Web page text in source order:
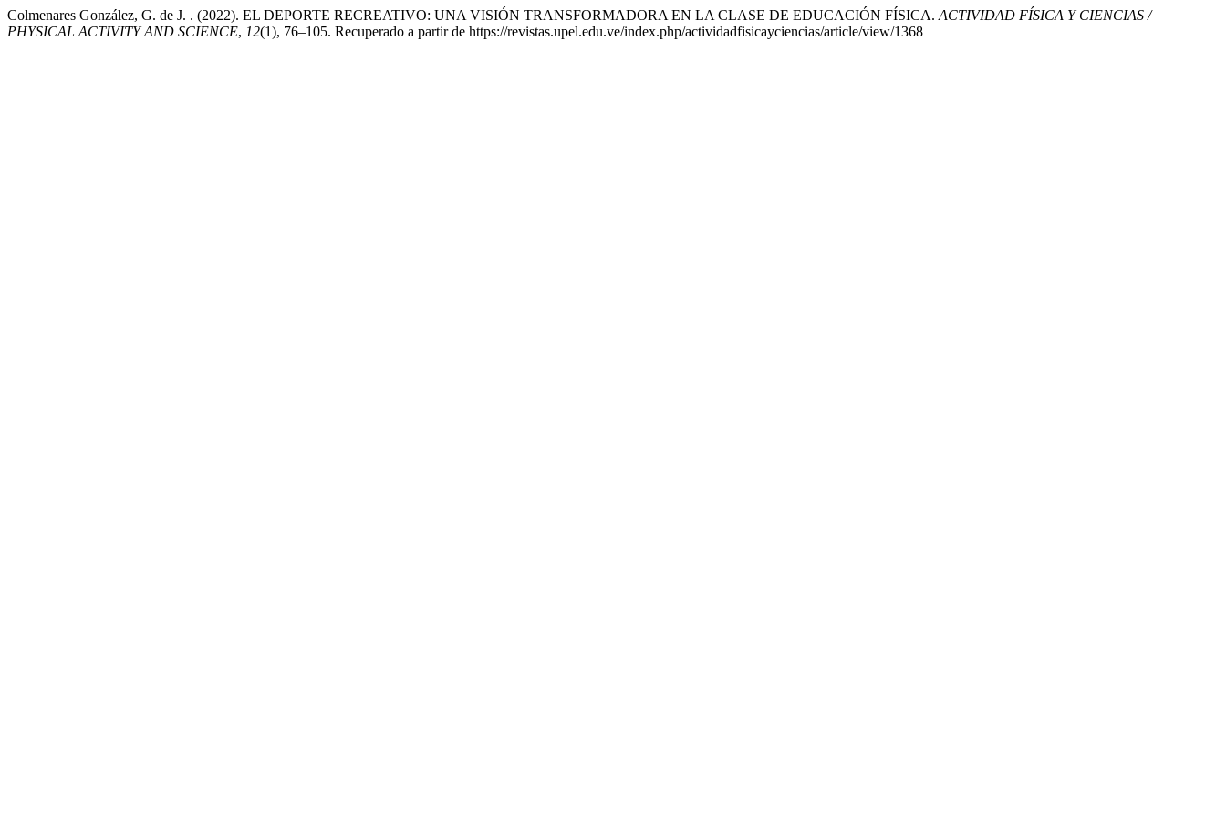
Colmenares González, G. de J. . (2022). EL DEPORTE RECREATIVO: UNA VISIÓN TRANSFORMADORA EN LA CLASE DE EDUCACIÓN FÍSICA. ACTIVIDAD FÍSICA Y CIENCIAS /
PHYSICAL ACTIVITY AND SCIENCE, 12(1), 76–105. Recuperado a partir de https://revistas.upel.edu.ve/index.php/actividadfisicayciencias/article/view/1368